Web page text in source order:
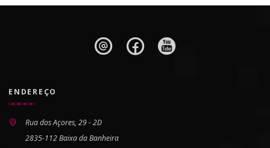
ENDEREÇO
Rua dos Açores, 29 - 2D
2835-112 Baixa da Banheira